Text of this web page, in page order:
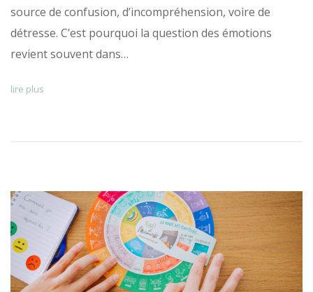
source de confusion, d’incompréhension, voire de
détresse. C’est pourquoi la question des émotions
revient souvent dans…
lire plus